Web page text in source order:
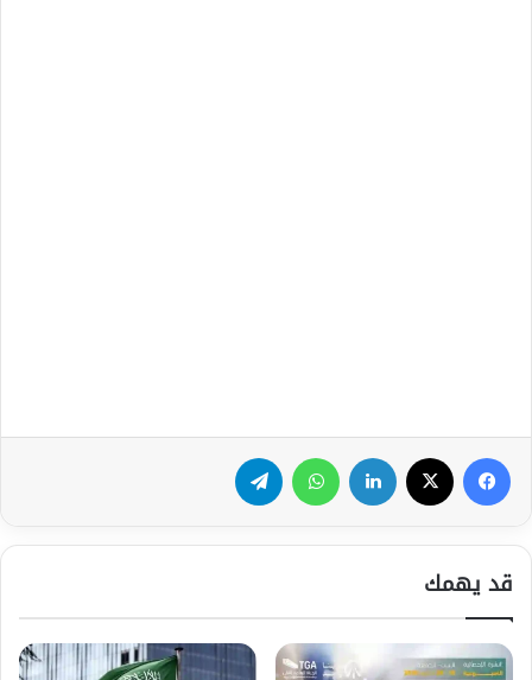
فيسبوك لينكدإن واتساب
قد يهمك